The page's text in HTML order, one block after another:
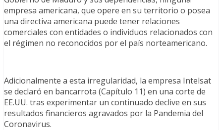
empresa americana, que opere en su territorio o posea
una directiva americana puede tener relaciones
comerciales con entidades o individuos relacionados con
el régimen no reconocidos por el país norteamericano.
Adicionalmente a esta irregularidad, la empresa Intelsat
se declaró en bancarrota (Capítulo 11) en una corte de
EE.UU. tras experimentar un continuado declive en sus
resultados financieros agravados por la Pandemia del
Coronavirus.